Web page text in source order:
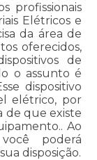
profissionais
Elétricos e
da área de
oferecidos,
de
o assunto é
dispositivo
elétrico, por
de que existe
Ao
poderá
disposição.